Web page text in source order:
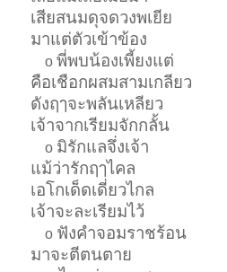
เสียสนมดุจดวงพเยีย
มาแต่ตัวเข้าข้อง
o พี่พบน้องเพี้ยงแต่
คือเชือกผสมสามเกลียว
ดังฤๅจะพลันเหลียว
เจ้าจากเรียมจักกลั้น
o มิรักแลจึ่งเจ้า
แม้ว่ารักฤๅไคล
เอโกเด็ดเดี่ยวไกล
เจ้าจะละเรียมไว้
o ฟังคำจอมราชร้อน
มาจะตีตนตาย